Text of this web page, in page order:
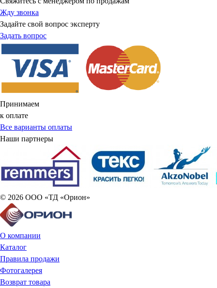
Жду звонка
Задайте свой вопрос эксперту
Задать вопрос
Принимаем
к оплате
Все варианты оплаты
Наши партнеры
© 2026 ООО «ТД «Орион»
О компании
Каталог
Правила продажи
Фотогалерея
Возврат товара